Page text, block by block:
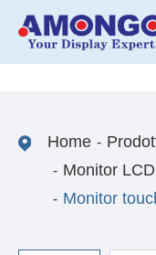
Home
Monitor
Monitor